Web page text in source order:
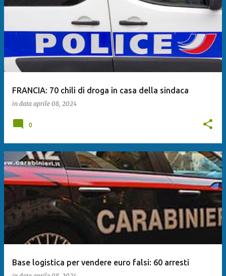
FRANCIA: 70 chili di droga in casa della sindaca
in data aprile 08, 2024
0
Base logistica per vendere euro falsi: 60 arresti